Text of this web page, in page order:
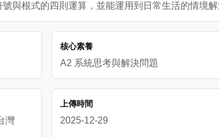
與根式的四則運算，並能運用到日常生活的情境解
核心素養
A2 系統思考與解決問題
灣
上傳時間
2025-12-29